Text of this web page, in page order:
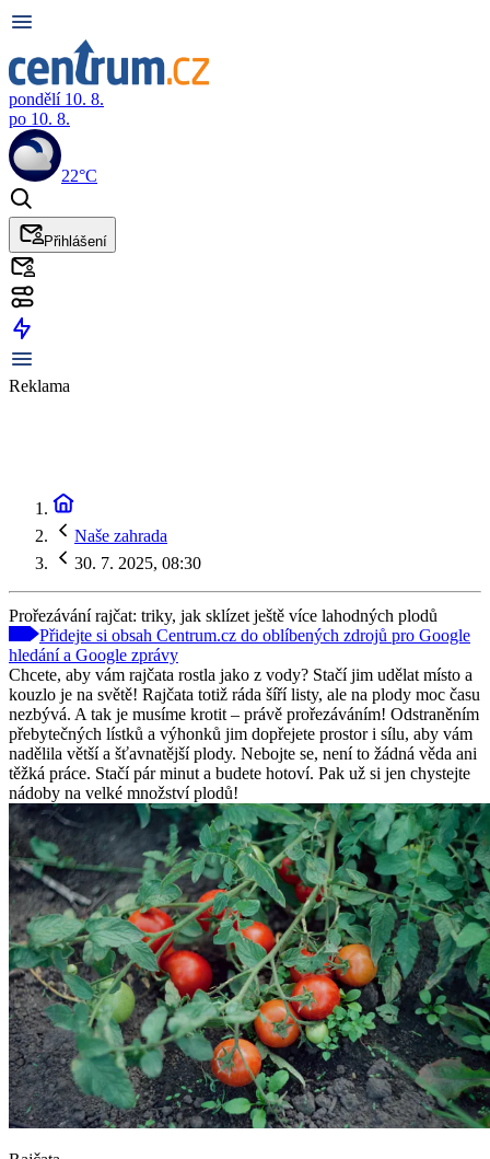
pondělí 10. 8.
po 10. 8.
22°C
Přihlášení
Reklama
Naše zahrada
30. 7. 2025, 08:30
Prořezávání rajčat: triky, jak sklízet ještě více lahodných plodů
Přidejte si obsah Centrum.cz do oblíbených zdrojů pro Google
hledání a Google zprávy
Chcete, aby vám rajčata rostla jako z vody? Stačí jim udělat místo a
kouzlo je na světě! Rajčata totiž ráda šíří listy, ale na plody moc času
nezbývá. A tak je musíme krotit – právě prořezáváním! Odstraněním
přebytečných lístků a výhonků jim dopřejete prostor i sílu, aby vám
nadělila větší a šťavnatější plody. Nebojte se, není to žádná věda ani
těžká práce. Stačí pár minut a budete hotoví. Pak už si jen chystejte
nádoby na velké množství plodů!